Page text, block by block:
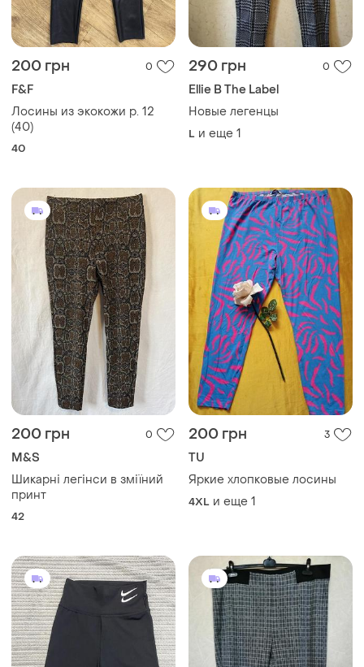
200 грн 0
F&F
Лосины из экокожи р. 12
(40)
40
290 грн 0
Ellie B The Label
Новые легенцы
L и еще 1
200 грн 0
M&S
Шикарні легінси в зміїний
принт
42
200 грн 3
TU
Яркие хлопковые лосины
4XL и еще 1